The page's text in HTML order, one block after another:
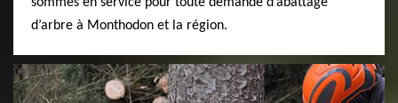
d’arbre à Monthodon et la région.